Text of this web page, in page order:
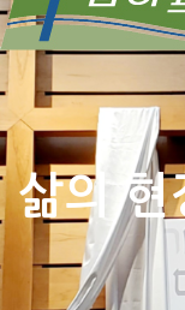
c
o
n
t
e
삶의 현